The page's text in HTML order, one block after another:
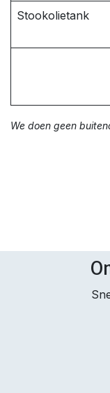
Stookolietank
We doen geen